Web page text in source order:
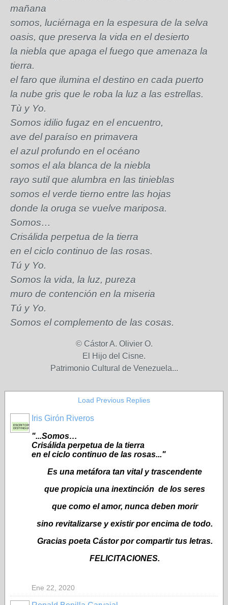
mañana
somos, luciérnaga en la espesura de la selva
oasis, que preserva la vida en el desierto
la niebla que apaga el fuego que amenaza la
tierra.
el faro que ilumina el destino en cada puerto
la nube gris que le roba la luz a las estrellas.
Tù y Yo.
Somos idilio fugaz en el encuentro,
ave del paraíso en primavera
el azul profundo en el océano
somos el ala blanca de la niebla
rayo sutil que alumbra en las tinieblas
somos el verde tierno entre las hojas
donde la oruga se vuelve mariposa.
Somos…
Crisálida perpetua de la tierra
en el ciclo continuo de las rosas.
Tú y Yo.
Somos la vida, la luz, pureza
muro de contención en la miseria
Tú y Yo.
Somos el complemento de las cosas.
© Cástor A. Olivier O.
El Hijo del Cisne.
Patrimonio Cultural de Venezuela...
Load Previous Replies
ESCRITORA
DISTINGUIDA
Iris Girón Riveros
"...Somos…
Crisálida perpetua de la tierra
en el ciclo continuo de las rosas..."
Es una metáfora tan vital y trascendente
que propicia una inextinción de los seres
que como el amor, nunca deben morir
sino revitalizarse y existir por encima de todo.
Gracias poeta Cástor por compartir tus letras.
FELICITACIONES.
Ene 22, 2020